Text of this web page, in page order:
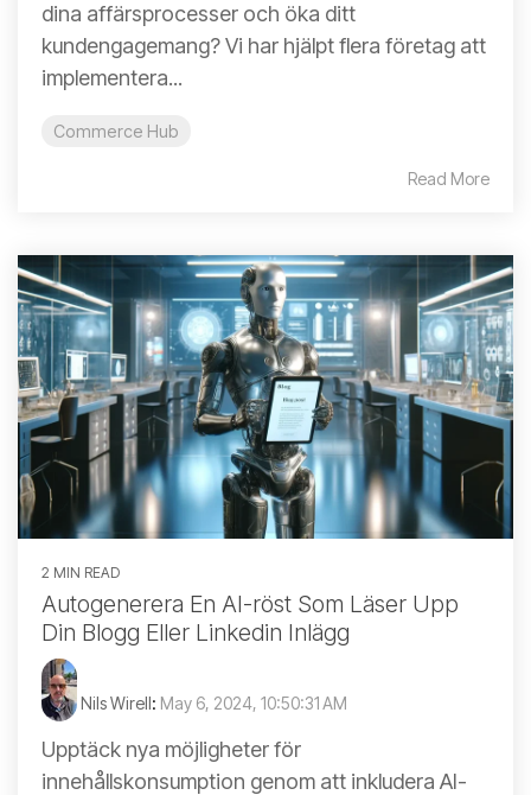
dina affärsprocesser och öka ditt
kundengagemang? Vi har hjälpt flera företag att
implementera...
Commerce Hub
Read More
2 MIN READ
Autogenerera En AI-röst Som Läser Upp
Din Blogg Eller Linkedin Inlägg
Nils Wirell: May 6, 2024, 10:50:31 AM
Upptäck nya möjligheter för
innehållskonsumption genom att inkludera AI-